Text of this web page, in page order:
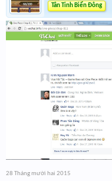
Tân Tinh Biển Đông
28 Tháng mười hai 2015